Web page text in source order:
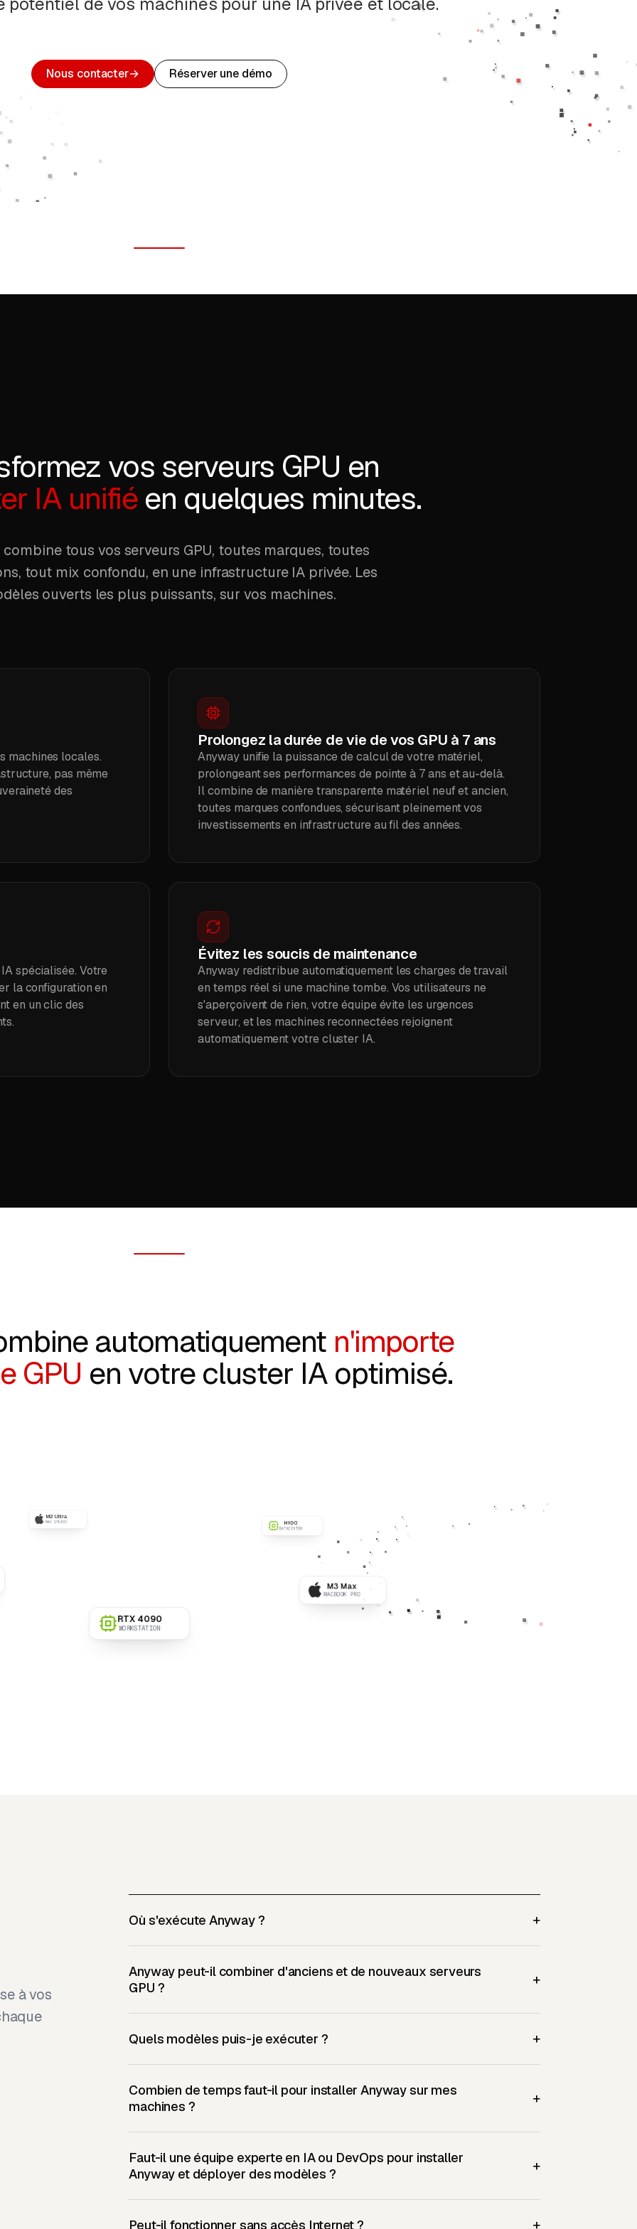
Nous contacter→ Réserver une démo
vos serveurs GPU en
IA unifiéen quelques minutes.
tous vos serveurs GPU, toutes marques, toutes
tout mix confondu, en une infrastructure IA privée. Les
ouverts les plus puissants, sur vos machines.
machines locales.
pas même
des
Prolongez la durée de vie de vos GPU à 7 ans
Anyway unifie la puissance de calcul de votre matériel,
prolongeant ses performances de pointe à 7 ans et au-delà.
Il combine de manière transparente matériel neuf et ancien,
toutes marques confondues, sécurisant pleinement vos
investissements en infrastructure au fil des années.
spécialisée. Votre
la configuration en
en un clic des
Évitez les soucis de maintenance
Anyway redistribue automatiquement les charges de travail
en temps réel si une machine tombe. Vos utilisateurs ne
s'aperçoivent de rien, votre équipe évite les urgences
serveur, et les machines reconnectées rejoignent
automatiquement votre cluster IA.
automatiquement n'importe
GPU en votre cluster IA optimisé.
H100
DATACENTER
à vos
Où s'exécute Anyway ? +
Anyway peut-il combiner d'anciens et de nouveaux serveurs
GPU ?
+
Quels modèles puis-je exécuter ? +
Combien de temps faut-il pour installer Anyway sur mes
machines ?
+
Faut-il une équipe experte en IA ou DevOps pour installer
Anyway et déployer des modèles ?
+
Peut-il fonctionner sans accès Internet ? +